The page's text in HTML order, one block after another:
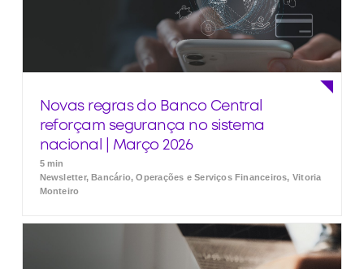
Novas regras do Banco Central
reforçam segurança no sistema
nacional | Março 2026
5 min
Newsletter, Bancário, Operações e Serviços Financeiros, Vitoria
Monteiro